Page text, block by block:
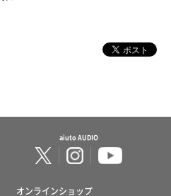
aiuto AUDIO
オンラインショップ